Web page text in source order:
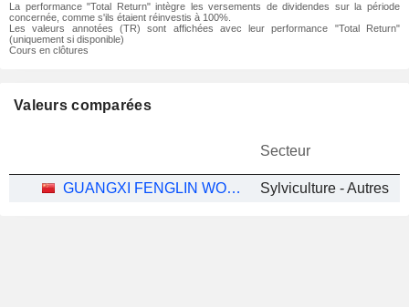
La performance "Total Return" intègre les versements de dividendes sur la période
concernée, comme s'ils étaient réinvestis à 100%.
Les valeurs annotées (TR) sont affichées avec leur performance "Total Return"
(uniquement si disponible)
Cours en clôtures
Valeurs comparées
Secteur
GUANGXI FENGLIN WOOD INDUSTRY GROUP CO.,LTD Sylviculture - Autres